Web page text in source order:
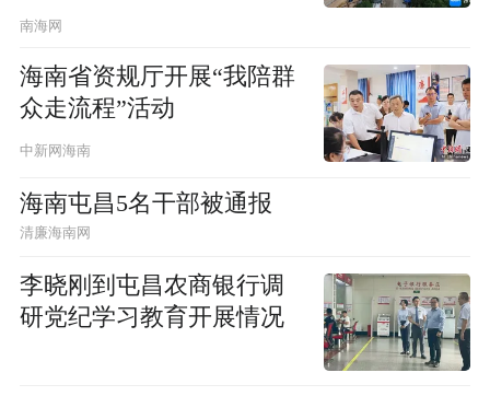
南海网
海南省资规厅开展“我陪群
众走流程”活动
中新网海南
海南屯昌5名干部被通报
清廉海南网
李晓刚到屯昌农商银行调
研党纪学习教育开展情况